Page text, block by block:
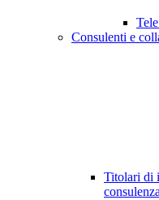
Consulenti e
Titolari di
consulenza